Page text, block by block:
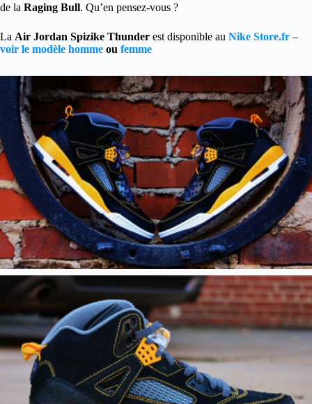
de la Raging Bull. Qu’en pensez-vous ?
La Air Jordan Spizike Thunder est disponible au Nike Store.fr –
voir le modèle homme ou femme